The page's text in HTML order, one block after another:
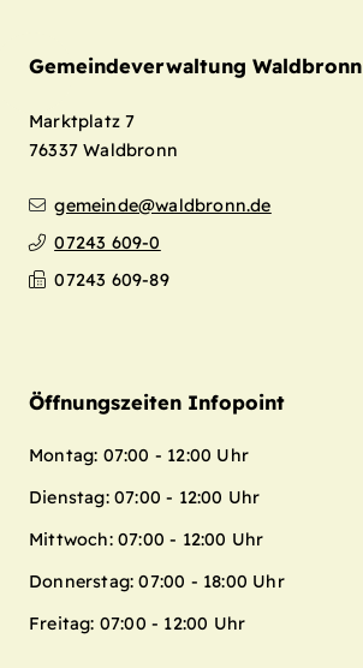
Gemeindeverwaltung Waldbronn
Marktplatz 7
76337 Waldbronn
gemeinde@waldbronn.de
07243 609-0
07243 609-89
Öffnungszeiten Infopoint
Montag: 07:00 - 12:00 Uhr
Dienstag: 07:00 - 12:00 Uhr
Mittwoch: 07:00 - 12:00 Uhr
Donnerstag: 07:00 - 18:00 Uhr
Freitag: 07:00 - 12:00 Uhr